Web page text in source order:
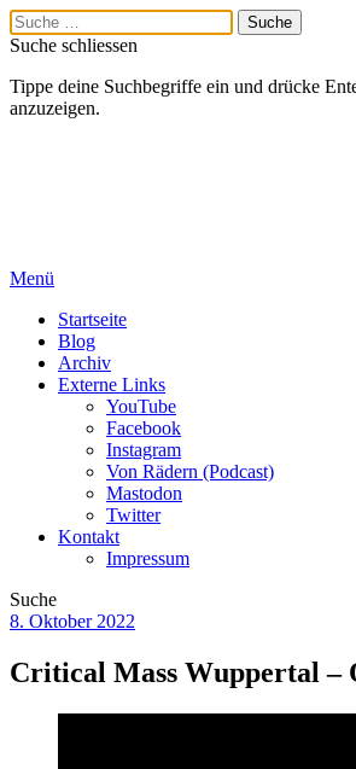
Suche schliessen
Tippe deine Suchbegriffe ein und drücke
anzuzeigen.
Menü
Startseite
Blog
Archiv
Externe Links
YouTube
Facebook
Instagram
Von Rädern (Podcast)
Mastodon
Twitter
Kontakt
Impressum
Suche
8. Oktober 2022
Critical Mass Wuppertal –